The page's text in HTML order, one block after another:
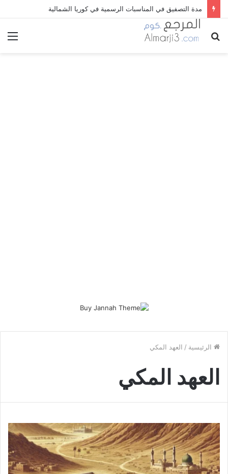
مدة التصفيق في المناسبات الرسمية في كوريا الشمالية
بحث
الرئيسية / العهد المكي
العهد المكي